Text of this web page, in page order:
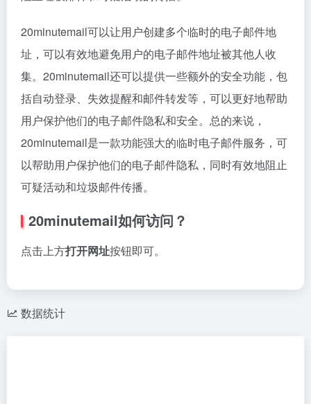
20minutemail可以让用户创建多个临时的电子邮件地
址，可以有效地避免用户的电子邮件地址被其他人收
集。20minutemail还可以提供一些额外的安全功能，包
括自动登录、失效提醒和邮件转发等，可以更好地帮助
用户保护他们的电子邮件隐私和安全。总的来说，
20minutemail是一款功能强大的临时电子邮件服务，可
以帮助用户保护他们的电子邮件隐私，同时有效地阻止
可疑活动和垃圾邮件传播。
20minutemail如何访问？
点击上方打开网址按钮即可。
数据统计